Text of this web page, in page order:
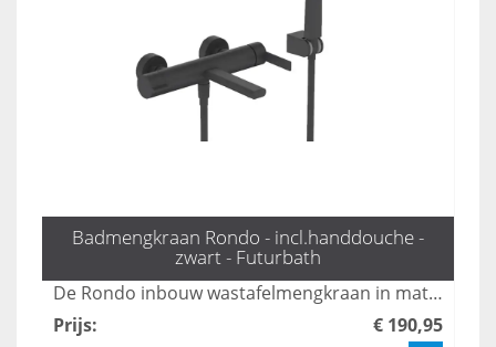
Badmengkraan Rondo - incl.handdouche -
zwart - Futurbath
De Rondo inbouw wastafelmengkraan in mat zwart combineert stijl met functionaliteit, perfect voor moderne badkamers. Met zijn strakke design en eenvoudige installatie biedt deze kraan een luxe uitstraling, terwijl de hoogwaardige materialen zorgen voor duurzaamheid en gebruiksgemak. Transformeer je wastafel met deze elegante toevoeging die moeiteloos bij elke inrichting past.
Prijs: € 190,95